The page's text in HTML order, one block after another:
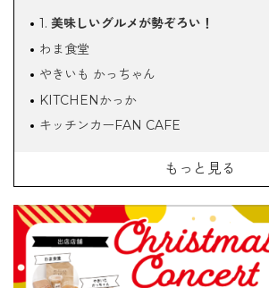
1. 美味しいグルメが勢ぞろい！
わま食堂
やきいも かっちゃん
KITCHENかっか
キッチンカーFAN CAFE
ステージパフォーマンスで盛り上がろ
普照こども園
宇佐ギターマンドリンクラブ
宇佐市立長洲中学校吹奏楽部
中村圭志
もっと見る